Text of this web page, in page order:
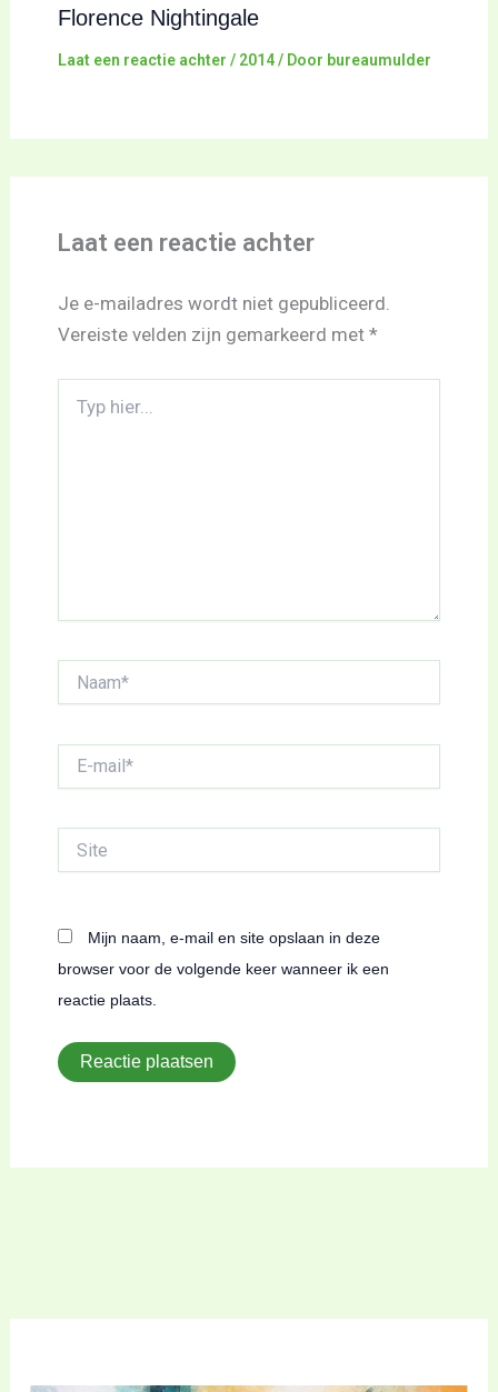
Florence Nightingale
Laat een reactie achter / 2014/ Door bureaumulder
Laat een reactie achter
Je e-mailadres wordt niet gepubliceerd.
Vereiste velden zijn gemarkeerd met *
hier...
mail*
Mijn naam, e-mail en site opslaan in deze
browser voor de volgende keer wanneer ik een
reactie plaats.